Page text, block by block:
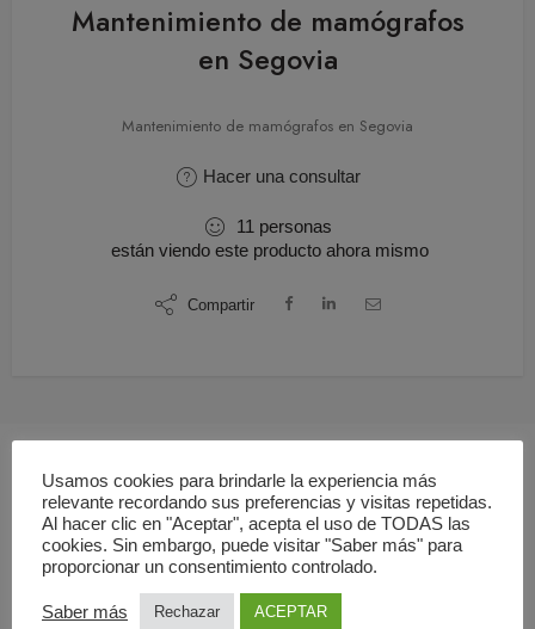
Mantenimiento de mamógrafos
en Segovia
Mantenimiento de mamógrafos en Segovia
Hacer una consultar
11 personas
están viendo este producto ahora mismo
Compartir
Descripción
¿QUÉ INCLUYE LA OFERTA?
Servicio de mantenimiento preventivo de mamógrafo
Informe emitido por empresa autorizada por el CSN
Usamos cookies para brindarle la experiencia más
relevante recordando sus preferencias y visitas repetidas.
Al hacer clic en "Aceptar", acepta el uso de TODAS las
cookies. Sin embargo, puede visitar "Saber más" para
proporcionar un consentimiento controlado.
Saber más Rechazar ACEPTAR